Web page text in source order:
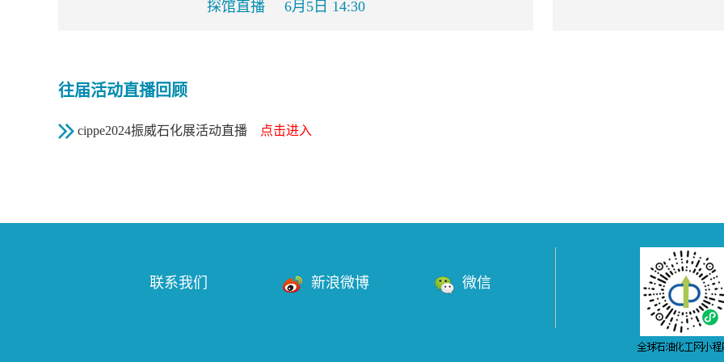
探馆直播 6月5日 14:30
往届活动直播回顾
cippe2024振威石化展活动直播 点击进入
联系我们 新浪微博 微信